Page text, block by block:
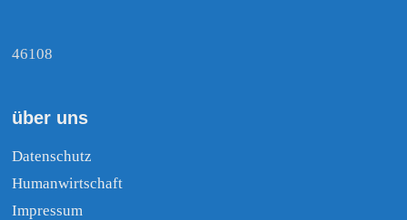
46108
über uns
Datenschutz
Humanwirtschaft
Impressum